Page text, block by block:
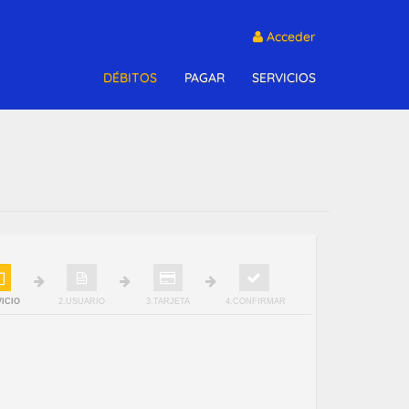
Acceder
DÉBITOS PAGAR SERVICIOS
2.USUARIO 3.TARJETA 4.CONFIRMAR